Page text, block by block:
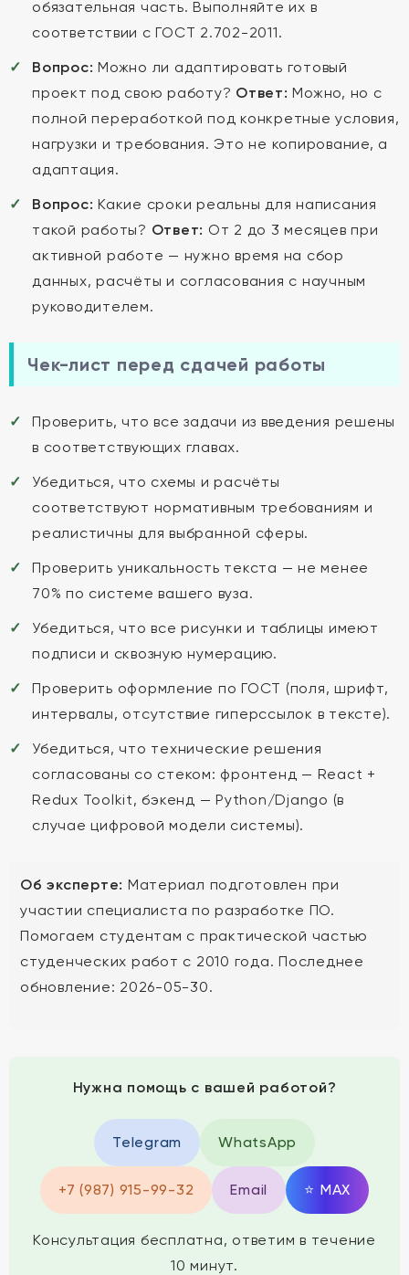
обязательная часть. Выполняйте их в
соответствии с ГОСТ 2.702-2011.
Вопрос: Можно ли адаптировать готовый
проект под свою работу? Ответ: Можно, но с
полной переработкой под конкретные условия,
нагрузки и требования. Это не копирование, а
адаптация.
Вопрос: Какие сроки реальны для написания
такой работы? Ответ: От 2 до 3 месяцев при
активной работе — нужно время на сбор
данных, расчёты и согласования с научным
руководителем.
Чек-лист перед сдачей работы
Проверить, что все задачи из введения решены
в соответствующих главах.
Убедиться, что схемы и расчёты
соответствуют нормативным требованиям и
реалистичны для выбранной сферы.
Проверить уникальность текста — не менее
70% по системе вашего вуза.
Убедиться, что все рисунки и таблицы имеют
подписи и сквозную нумерацию.
Проверить оформление по ГОСТ (поля, шрифт,
интервалы, отсутствие гиперссылок в тексте).
Убедиться, что технические решения
согласованы со стеком: фронтенд — React +
Redux Toolkit, бэкенд — Python/Django (в
случае цифровой модели системы).
Об эксперте: Материал подготовлен при
участии специалиста по разработке ПО.
Помогаем студентам с практической частью
студенческих работ с 2010 года. Последнее
обновление: 2026-05-30.
Нужна помощь с вашей работой?
Telegram WhatsApp
+7 (987) 915-99-32 Email ⭐ MAX
Консультация бесплатна, ответим в течение
10 минут.